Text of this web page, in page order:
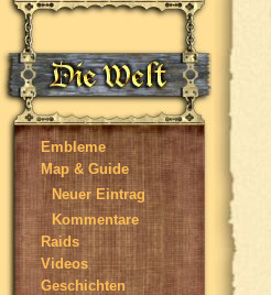
Embleme
Map & Guide
Neuer Eintrag
Kommentare
Raids
Videos
Geschichten